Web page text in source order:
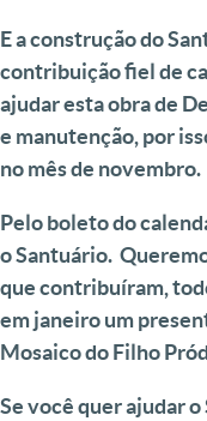
E a construção do
contribuição fiel de
ajudar esta obra de
e manutenção, por
no mês de novembro.
Pelo boleto do
o Santuário.
que contribuíram,
em janeiro um
Mosaico do Filho
Se você quer ajudar